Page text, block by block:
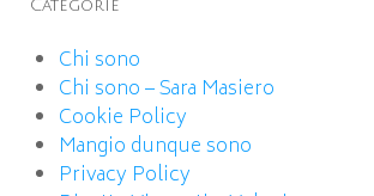
Categorie
Chi sono
Chi sono – Sara Masiero
Cookie Policy
Mangio dunque sono
Privacy Policy